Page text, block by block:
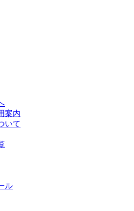
案内
いて
ル